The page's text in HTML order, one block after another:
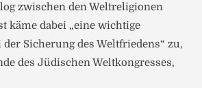
zwischen den Weltreligionen
käme dabei „eine wichtige
Sicherung des Weltfriedens“ zu,
des Jüdischen Weltkongresses,